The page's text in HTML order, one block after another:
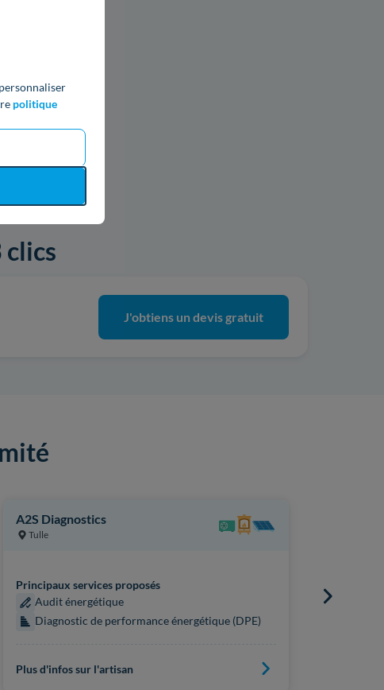
politique
clics
J'obtiens un devis gratuit
A2S Diagnostics
Tulle
Principaux services proposés
Audit énergétique
Diagnostic de performance énergétique (DPE)
Plus d'infos sur l'artisan